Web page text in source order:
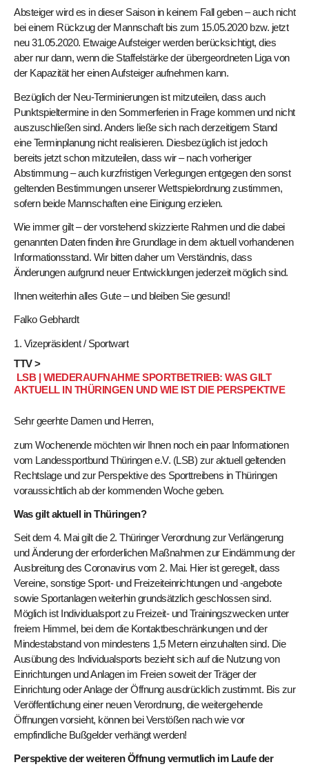
Absteiger wird es in dieser Saison in keinem Fall geben – auch nicht
bei einem Rückzug der Mannschaft bis zum 15.05.2020 bzw. jetzt
neu 31.05.2020. Etwaige Aufsteiger werden berücksichtigt, dies
aber nur dann, wenn die Staffelstärke der übergeordneten Liga von
der Kapazität her einen Aufsteiger aufnehmen kann.
Bezüglich der Neu-Terminierungen ist mitzuteilen, dass auch
Punktspieltermine in den Sommerferien in Frage kommen und nicht
auszuschließen sind. Anders ließe sich nach derzeitigem Stand
eine Terminplanung nicht realisieren. Diesbezüglich ist jedoch
bereits jetzt schon mitzuteilen, dass wir – nach vorheriger
Abstimmung – auch kurzfristigen Verlegungen entgegen den sonst
geltenden Bestimmungen unserer Wettspielordnung zustimmen,
sofern beide Mannschaften eine Einigung erzielen.
Wie immer gilt – der vorstehend skizzierte Rahmen und die dabei
genannten Daten finden ihre Grundlage in dem aktuell vorhandenen
Informationsstand. Wir bitten daher um Verständnis, dass
Änderungen aufgrund neuer Entwicklungen jederzeit möglich sind.
Ihnen weiterhin alles Gute – und bleiben Sie gesund!
Falko Gebhardt
1. Vizepräsident / Sportwart
TTV >
LSB | WIEDERAUFNAHME SPORTBETRIEB: WAS GILT
AKTUELL IN THÜRINGEN UND WIE IST DIE PERSPEKTIVE
Sehr geerhte Damen und Herren,
zum Wochenende möchten wir Ihnen noch ein paar Informationen
vom Landessportbund Thüringen e.V. (LSB) zur aktuell geltenden
Rechtslage und zur Perspektive des Sporttreibens in Thüringen
voraussichtlich ab der kommenden Woche geben.
Was gilt aktuell in Thüringen?
Seit dem 4. Mai gilt die 2. Thüringer Verordnung zur Verlängerung
und Änderung der erforderlichen Maßnahmen zur Eindämmung der
Ausbreitung des Coronavirus vom 2. Mai. Hier ist geregelt, dass
Vereine, sonstige Sport- und Freizeiteinrichtungen und -angebote
sowie Sportanlagen weiterhin grundsätzlich geschlossen sind.
Möglich ist Individualsport zu Freizeit- und Trainingszwecken unter
freiem Himmel, bei dem die Kontaktbeschränkungen und der
Mindestabstand von mindestens 1,5 Metern einzuhalten sind. Die
Ausübung des Individualsports bezieht sich auf die Nutzung von
Einrichtungen und Anlagen im Freien soweit der Träger der
Einrichtung oder Anlage der Öffnung ausdrücklich zustimmt. Bis zur
Veröffentlichung einer neuen Verordnung, die weitergehende
Öffnungen vorsieht, können bei Verstößen nach wie vor
empfindliche Bußgelder verhängt werden!
Perspektive der weiteren Öffnung vermutlich im Laufe der